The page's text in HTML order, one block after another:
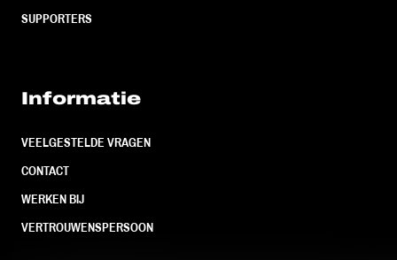
SUPPORTERS
Informatie
VEELGESTELDE VRAGEN
CONTACT
WERKEN BIJ
VERTROUWENSPERSOON